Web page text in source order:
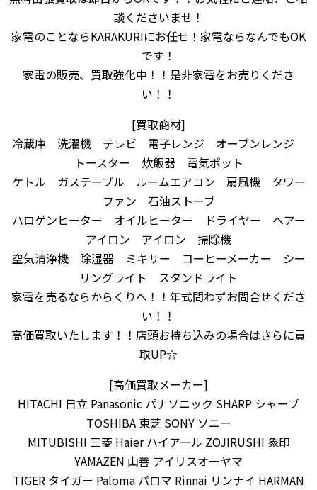
談くださいませ！
家電のことならKARAKURIにお任せ！家電ならなんでもOK
です！
家電の販売、買取強化中！！是非家電をお売りくださ
い！！
[買取商材]
冷蔵庫 洗濯機 テレビ 電子レンジ オーブンレンジ
トースター 炊飯器 電気ポット
ケトル ガステーブル ルームエアコン 扇風機 タワー
ファン 石油ストーブ
ハロゲンヒーター オイルヒーター ドライヤー ヘアー
アイロン アイロン 掃除機
空気清浄機 除湿器 ミキサー コーヒーメーカー シー
リングライト スタンドライト
家電を売るならからくりへ！！年式問わずお問合せくださ
い！！
高価買取いたします！！店頭お持ち込みの場合はさらに買
取UP☆
[高価買取メーカー]
HITACHI 日立 Panasonic パナソニック SHARP シャープ
TOSHIBA 東芝 SONY ソニー
MITUBISHI 三菱 Haier ハイアール ZOJIRUSHI 象印
YAMAZEN 山善 アイリスオーヤマ
TIGER タイガー Paloma パロマ Rinnai リンナイ HARMAN